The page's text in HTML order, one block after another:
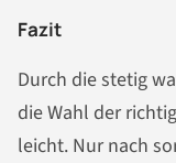
Fazit
Durch die stetig
die Wahl der
leicht. Nur nach